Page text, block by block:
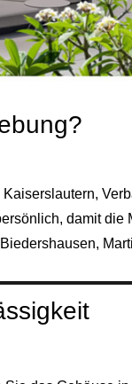
Kaiserslautern,
damit